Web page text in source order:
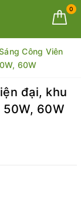
0
Công Viên
60W
đại, khu
60W